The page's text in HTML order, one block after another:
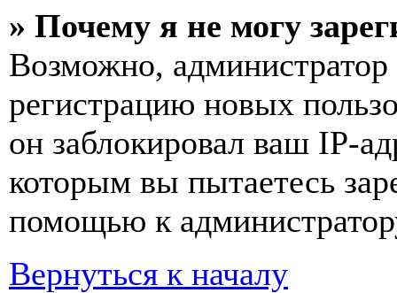
» Почему я не могу
Возможно,
регистрацию новых
он заблокировал ваш IP-
которым вы пытаетесь
помощью к
Вернуться к началу